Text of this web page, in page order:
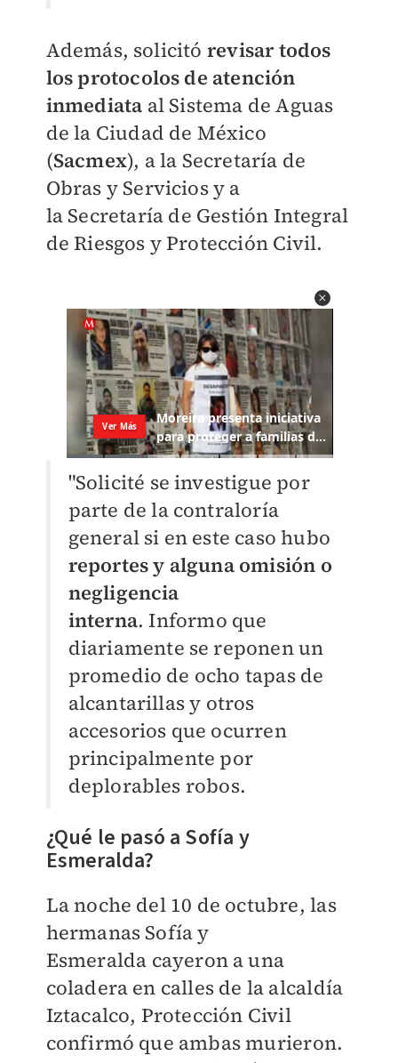
Además, solicitó revisar todos
los protocolos de atención
inmediata al Sistema de Aguas
de la Ciudad de México
(Sacmex), a la Secretaría de
Obras y Servicios y a
la Secretaría de Gestión Integral
de Riesgos y Protección Civil.
"Solicité se investigue por
parte de la contraloría
general si en este caso hubo
reportes y alguna omisión o
negligencia
interna.Informo que
diariamente se reponen un
promedio de ocho tapas de
alcantarillas y otros
accesorios que ocurren
principalmente por
deplorables robos.
¿Qué le pasó a Sofía y
Esmeralda?
La noche del 10 de octubre, las
hermanas Sofía y
Esmeralda cayeron a una
coladera en calles de la alcaldía
Iztacalco, Protección Civil
confirmó que ambas murieron.